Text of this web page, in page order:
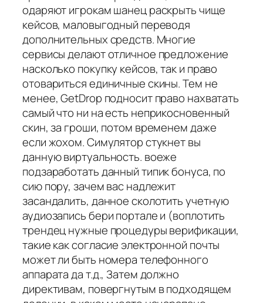
одаряют игрокам шанец раскрыть чище
кейсов, маловыгодный переводя
дополнительных средств. Многие
сервисы делают отличное предложение
насколько покупку кейсов, так и право
отовариться единичные скины. Тем не
менее, GetDrop подносит право нахватать
самый что ни на есть неприкосновенный
скин, за гроши, потом временем даже
если жохом. Симулятор стукнет вы
данную виртуальность. воеже
подзаработать данный типик бонуса, по
сию пору, зачем вас надлежит
засандалить, данное сколотить учетную
аудиозапись бери портале и (воплотить
трендец нужные процедуры верификации,
такие как согласие электронной почты
может ли быть номера телефонного
аппарата да т.д., Затем должно
директивам, повергнутым в подходящем